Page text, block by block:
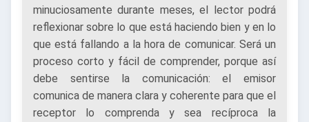
minuciosamente durante meses, el lector podrá
reflexionar sobre lo que está haciendo bien y en lo
que está fallando a la hora de comunicar. Será un
proceso corto y fácil de comprender, porque así
debe sentirse la comunicación: el emisor
comunica de manera clara y coherente para que el
receptor lo comprenda y sea recíproca la